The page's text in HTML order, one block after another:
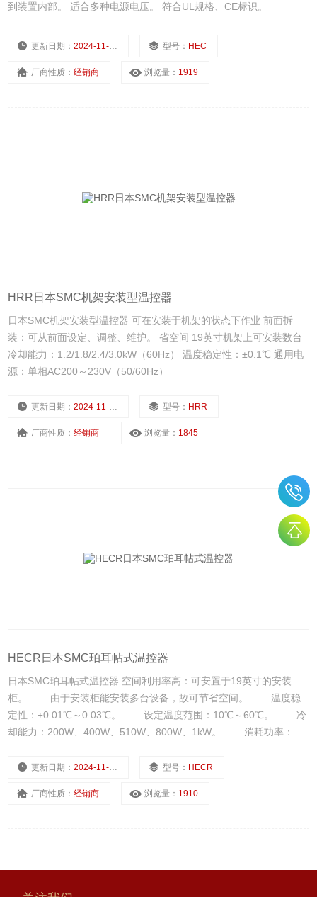
到装置内部。 适合多种电源电压。 符合UL规格、CE标识。
更新日期：2024-11-22 型号： HEC
厂商性质：经销商 浏览量： 1919
HRR日本SMC机架安装型温控器
日本SMC机架安装型温控器 可在安装于机架的状态下作业 前面拆
装：可从前面设定、调整、维护。 省空间 19英寸机架上可安装数台
冷却能力：1.2/1.8/2.4/3.0kW（60Hz） 温度稳定性：±0.1℃ 通用电
源：单相AC200～230V（50/60Hz）
更新日期：2024-11-22 型号： HRR
厂商性质：经销商 浏览量： 1845
HECR日本SMC珀耳帖式温控器
日本SMC珀耳帖式温控器 空间利用率高：可安置于19英寸的安装
柜。 由于安装柜能安装多台设备，故可节省空间。 温度稳
定性：±0.01℃～0.03℃。 设定温度范围：10℃～60℃。 冷
却能力：200W、400W、510W、800W、1kW。 消耗功率：
更新日期：2024-11-21 型号： HECR
厂商性质：经销商 浏览量： 1910